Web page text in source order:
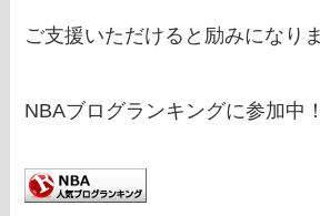
ご支援いただけると励みになり
NBAブログランキングに参加中！